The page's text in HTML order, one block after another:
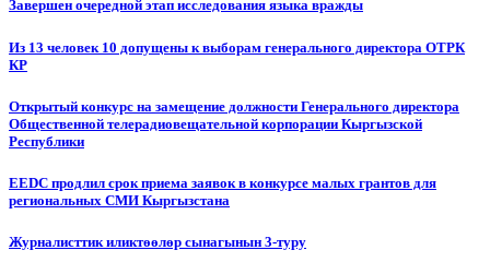
Завершен очередной этап исследования языка вражды
Из 13 человек 10 допущены к выборам генерального директора ОТРК
КР
Открытый конкурс на замещение должности Генерального директора
Общественной телерадиовещательной корпорации Кыргызской
Республики
EEDC продлил срок приема заявок в конкурсе малых грантов для
региональных СМИ Кыргызстана
Журналисттик иликтөөлөр сынагынын 3-туру